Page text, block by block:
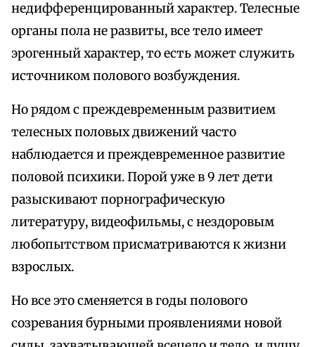
недифференцированный характер. Телесные
органы пола не развиты, все тело имеет
эрогенный характер, то есть может служить
источником полового возбуждения.
Но рядом с преждевременным развитием
телесных половых движений часто
наблюдается и преждевременное развитие
половой психики. Порой уже в 9 лет дети
разыскивают порнографическую
литературу, видеофильмы, с нездоровым
любопытством присматриваются к жизни
взрослых.
Но все это сменяется в годы полового
созревания бурными проявлениями новой